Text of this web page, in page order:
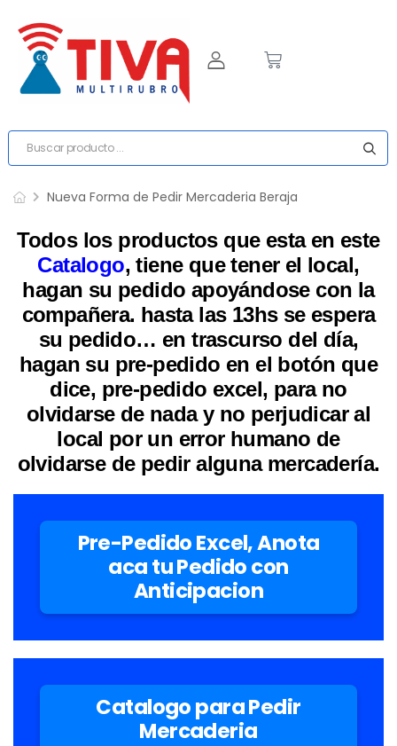
Nueva Forma de Pedir Mercaderia Beraja
Todos los productos que esta en este
Catalogo, tiene que tener el local,
hagan su pedido apoyándose con la
compañera. hasta las 13hs se espera
su pedido… en trascurso del día,
hagan su pre-pedido en el botón que
dice, pre-pedido excel, para no
olvidarse de nada y no perjudicar al
local por un error humano de
olvidarse de pedir alguna mercadería.
Pre-Pedido Excel, Anota
aca tu Pedido con
Anticipacion
Catalogo para Pedir
Mercaderia